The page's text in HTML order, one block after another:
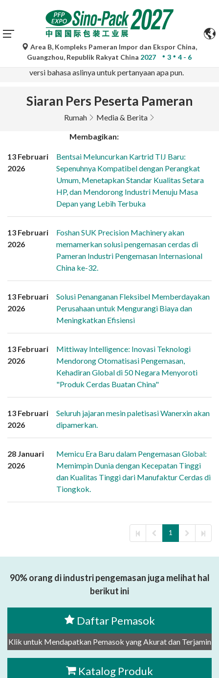
Terjemahan otomatis oleh Google Translate hanya untuk
referensi dan mungkin tidak akurat. Silakan merujuk ke
versi bahasa aslinya untuk pertanyaan apa pun.
Area B, Kompleks Pameran Impor dan Ekspor China,
Guangzhou, Republik Rakyat China 2027 3 4 - 6
Siaran Pers Peserta Pameran
Rumah Media & Berita
Membagikan:
13 Februari
2026
Bentsai Meluncurkan Kartrid TIJ Baru:
Sepenuhnya Kompatibel dengan Perangkat
Umum, Menetapkan Standar Kualitas Setara
HP, dan Mendorong Industri Menuju Masa
Depan yang Lebih Terbuka
13 Februari
2026
Foshan SUK Precision Machinery akan
memamerkan solusi pengemasan cerdas di
Pameran Industri Pengemasan Internasional
China ke-32.
13 Februari
2026
Solusi Penanganan Fleksibel Memberdayakan
Perusahaan untuk Mengurangi Biaya dan
Meningkatkan Efisiensi
13 Februari
2026
Mittiway Intelligence: Inovasi Teknologi
Mendorong Otomatisasi Pengemasan,
Kehadiran Global di 50 Negara Menyoroti
"Produk Cerdas Buatan China"
13 Februari
2026
Seluruh jajaran mesin paletisasi Wanerxin akan
dipamerkan.
28 Januari
2026
Memicu Era Baru dalam Pengemasan Global:
Memimpin Dunia dengan Kecepatan Tinggi
dan Kualitas Tinggi dari Manufaktur Cerdas di
Tiongkok.
1
90% orang di industri pengemasan juga melihat hal
berikut ini
Daftar Pemasok
Klik untuk Mendapatkan Pemasok yang Akurat dan Terjamin
Katalog Produk